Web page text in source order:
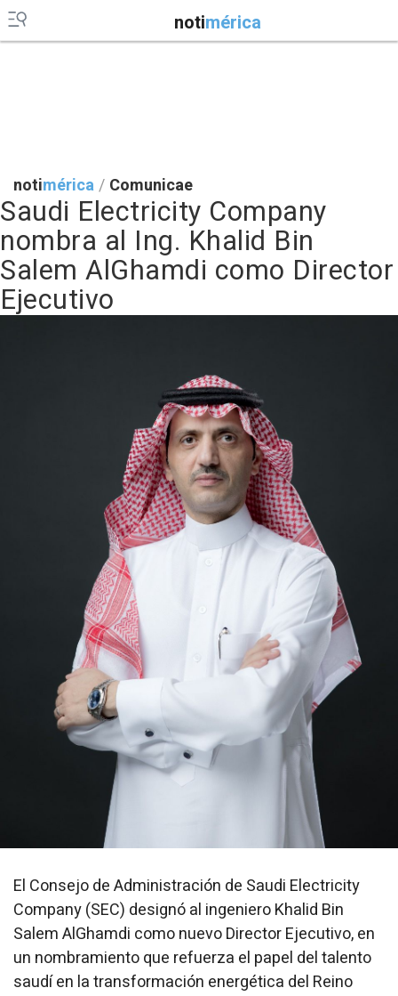
notimérica
notimérica/ Comunicae
Saudi Electricity Company
nombra al Ing. Khalid Bin
Salem AlGhamdi como Director
Ejecutivo
El Consejo de Administración de Saudi Electricity
Company (SEC) designó al ingeniero Khalid Bin
Salem AlGhamdi como nuevo Director Ejecutivo, en
un nombramiento que refuerza el papel del talento
saudí en la transformación energética del Reino